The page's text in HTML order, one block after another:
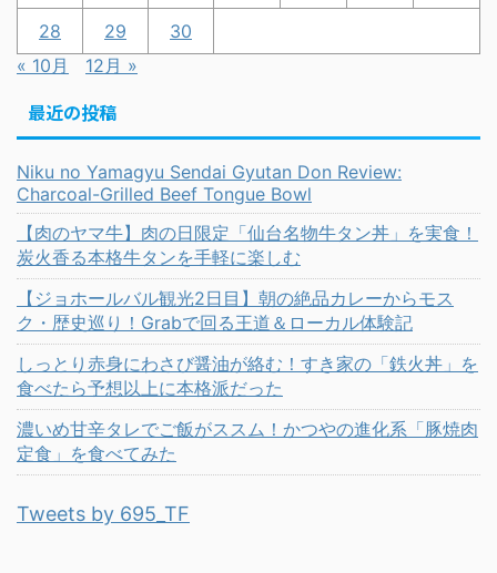
28 29
30
« 10月
12月 »
最近の投稿
Niku no Yamagyu Sendai Gyutan Don Review:
Charcoal-Grilled Beef Tongue Bowl
【肉のヤマ牛】肉の日限定「仙台名物牛タン丼」を実食！
炭火香る本格牛タンを手軽に楽しむ
【ジョホールバル観光2日目】朝の絶品カレーからモス
ク・歴史巡り！Grabで回る王道＆ローカル体験記
しっとり赤身にわさび醤油が絡む！すき家の「鉄火丼」を
食べたら予想以上に本格派だった
濃いめ甘辛タレでご飯がススム！かつやの進化系「豚焼肉
定食」を食べてみた
Tweets by 695_TF